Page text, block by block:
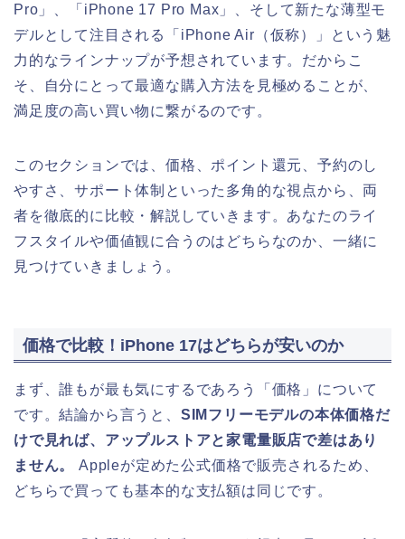
Pro」、「iPhone 17 Pro Max」、そして新たな薄型モ
デルとして注目される「iPhone Air（仮称）」という魅
力的なラインナップが予想されています。だからこ
そ、自分にとって最適な購入方法を見極めることが、
満足度の高い買い物に繋がるのです。
このセクションでは、価格、ポイント還元、予約のし
やすさ、サポート体制といった多角的な視点から、両
者を徹底的に比較・解説していきます。あなたのライ
フスタイルや価値観に合うのはどちらなのか、一緒に
見つけていきましょう。
価格で比較！iPhone 17はどちらが安いのか
まず、誰もが最も気にするであろう「価格」について
です。結論から言うと、 SIMフリーモデルの本体価格だ
けで見れば、アップルストアと家電量販店で差はあり
ません。
Appleが定めた公式価格で販売されるため、
どちらで買っても基本的な支払額は同じです。